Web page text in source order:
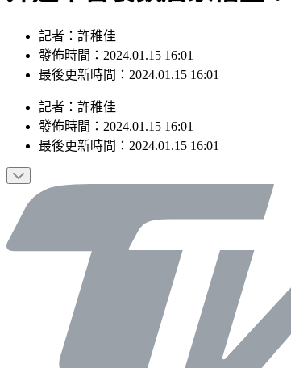
記者：許稚佳
發佈時間：2024.01.15 16:01
最後更新時間：2024.01.15 16:01
記者 ： 許稚佳
發佈時間： 2024.01.15 16:01
最後更新時間： 2024.01.15 16:01